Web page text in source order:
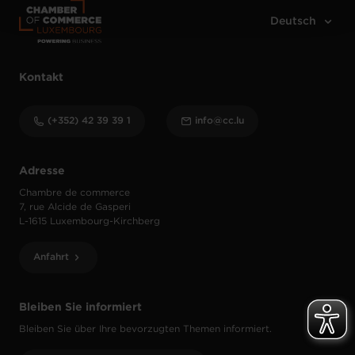
Bleiben Sie informiert
Bleiben Sie über Ihre bevorzugten Themen informiert.
Adresse
Chambre de commerce
7, rue Alcide de Gasperi
L-1615 Luxembourg-Kirchberg
Anfahrt
Kontakt
(+352) 42 39 39 1 info@cc.lu